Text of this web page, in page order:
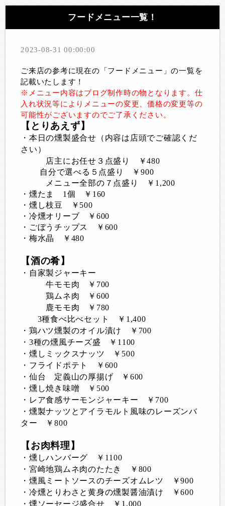
フードメニュー一覧！
2023-08-31 00:00:00
ご来店の参考に現在の「フードメニュー」の一覧を
記載いたします！
※メニュー内容はブログ制作時の物となります。仕
入れ状況等によりメニューの変更、価格の変更等の
可能性がございますのでご了承ください。
【とりあえず】
・本日の燻製盛合せ（内容は店頭でご確認くだ
さい）
店主にお任せ３点盛り ￥480
自分で選べる５点盛り ￥900
メニュー全部の７点盛り ￥1,200
・燻たま 1個 ￥160
・燻し枝豆 ￥500
・冷燻オリーブ ￥600
・ごぼうチップス ￥600
・梅水晶 ￥480
【酒の肴】
・自家製ジャーキー
牛モモ肉 ￥700
鶏ムネ肉 ￥600
鹿モモ肉 ￥780
3種食べ比べセット ￥1,400
・鶏ハツ燻製のオイル漬け ￥700
・3種の燻風チーズ盛 ￥1100
・燻しミックスナッツ ￥500
・フライドポテト ￥600
・仙台 定義山の厚揚げ ￥600
・燻し焼き味噌 ￥500
・レア食感サーモンジャーキー ￥700
・燻製ナッツとアイラモルト風味のレーズンバ
ター ￥800
【お肉料理】
・燻しハンバーグ ￥1100
・宮崎地鶏ムネ肉のたたき ￥800
・燻風ミートソースのチーズオムレツ ￥900
・冷燻とりわさと黄身の燻製醤油漬け ￥600
・燻ソーセージ盛合せ ￥1,000